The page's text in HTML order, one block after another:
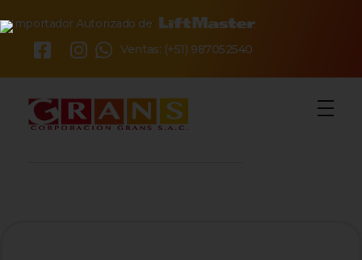
Importador Autorizado de
Ventas: (+51) 987052540